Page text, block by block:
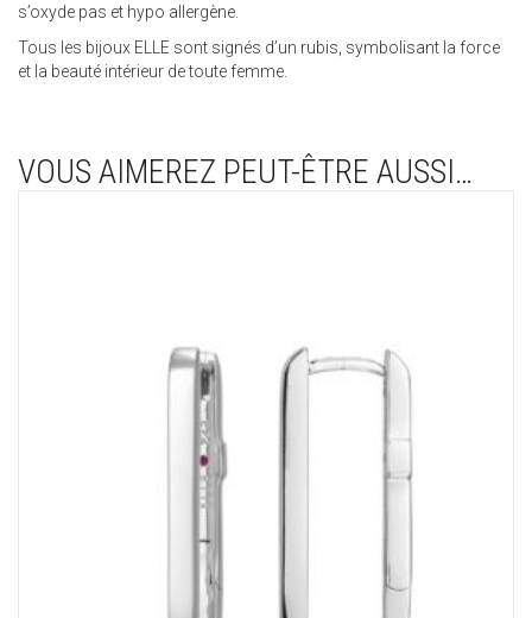
s’oxyde pas et hypo allergène.
Tous les bijoux ELLE sont signés d’un rubis, symbolisant la force
et la beauté intérieur de toute femme.
VOUS AIMEREZ PEUT-ÊTRE AUSSI…